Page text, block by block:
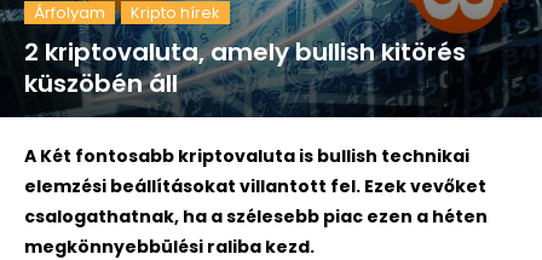
Árfolyam Kripto hírek
2 kriptovaluta, amely bullish kitörés
küszöbén áll
A Két fontosabb kriptovaluta is bullish technikai
elemzési beállításokat villantott fel. Ezek vevőket
csalogathatnak, ha a szélesebb piac ezen a héten
megkönnyebbülési raliba kezd.